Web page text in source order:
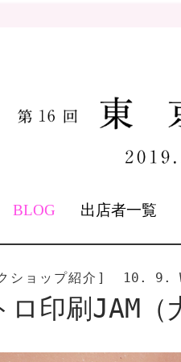
BLOG 出店者一覧
ショップ紹介] 10. 9.
ロ印刷JAM（